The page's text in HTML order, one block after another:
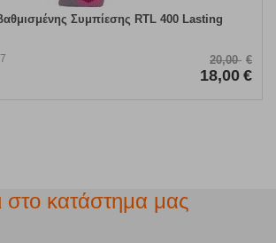
Συμπίεσης RTL 400 Lasting
20,00 €
18,00 €
στο κατάστημα μας